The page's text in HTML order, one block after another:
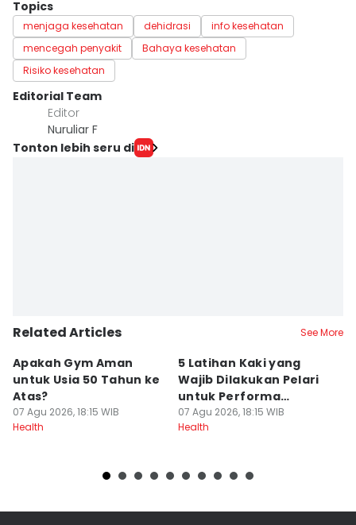
Topics
menjaga kesehatan dehidrasi
info kesehatan
mencegah penyakit
Bahaya kesehatan
Risiko kesehatan
Editorial Team
Editor
Nuruliar F
Tonton lebih seru di
Related Articles See More
Apakah Gym Aman
untuk Usia 50 Tahun ke
Atas?
07 Agu 2026, 18:15 WIB
Health
5 Latihan Kaki yang
Wajib Dilakukan Pelari
untuk Performa
Maksimal
07 Agu 2026, 18:15 WIB
Health